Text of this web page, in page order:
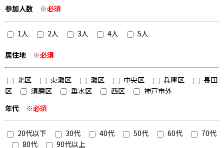
参加人数 ※必須
1人 2人 3人 4人 5人
居住地 ※必須
北区 東灘区 灘区 中央区 兵庫区
長田
区
須磨区 垂水区 西区
神戸市外
年代
※必須
20代以下 30代 40代 50代 60代
70代
80代
90代以上